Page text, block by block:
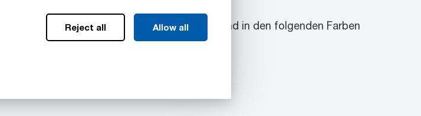
Reject all Allow all
Ertacetal™ C ELS POM-C Halbzeuge sind in den folgenden Farben
erhältlich: Schwarz